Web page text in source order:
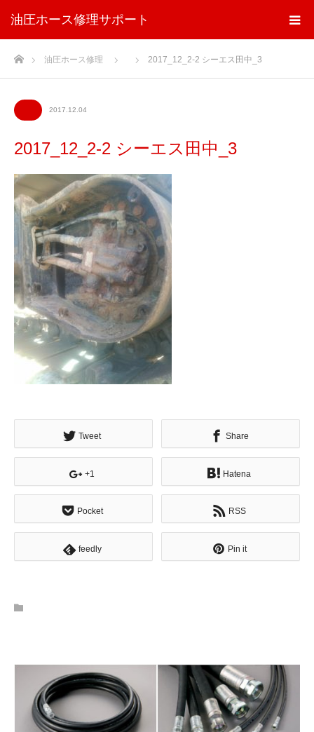
油圧ホース修理サポート
ホーム油圧ホース修理 2017_12_2-2 シーエス田中_3
2017.12.04
2017_12_2-2 シーエス田中_3
Tweet Share
+1 Hatena
Pocket RSS
feedly Pin it